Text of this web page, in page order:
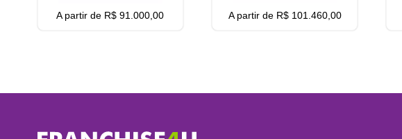
A partir de R$ 91.000,00 A partir de R$ 101.460,00